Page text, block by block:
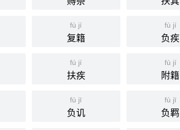
fù jí
复籍
fù jí
负疾
fú jí
扶疾
fù jí
附籍
fù jī
负讥
fù jī
负羁